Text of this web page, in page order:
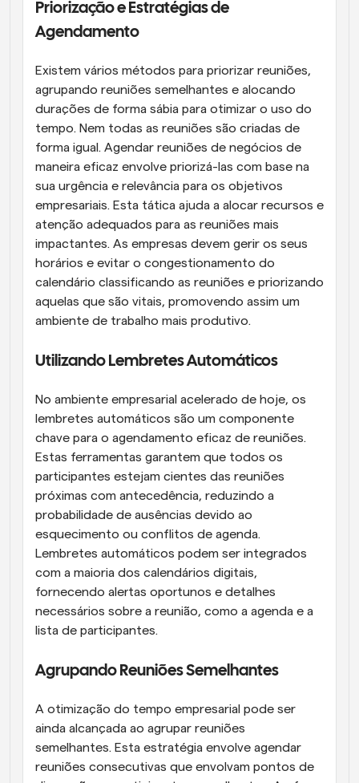
Priorização e Estratégias de
Agendamento
Existem vários métodos para priorizar reuniões,
agrupando reuniões semelhantes e alocando
durações de forma sábia para otimizar o uso do
tempo. Nem todas as reuniões são criadas de
forma igual. Agendar reuniões de negócios de
maneira eficaz envolve priorizá-las com base na
sua urgência e relevância para os objetivos
empresariais. Esta tática ajuda a alocar recursos e
atenção adequados para as reuniões mais
impactantes. As empresas devem gerir os seus
horários e evitar o congestionamento do
calendário classificando as reuniões e priorizando
aquelas que são vitais, promovendo assim um
ambiente de trabalho mais produtivo.
Utilizando Lembretes Automáticos
No ambiente empresarial acelerado de hoje, os
lembretes automáticos são um componente
chave para o agendamento eficaz de reuniões.
Estas ferramentas garantem que todos os
participantes estejam cientes das reuniões
próximas com antecedência, reduzindo a
probabilidade de ausências devido ao
esquecimento ou conflitos de agenda.
Lembretes automáticos podem ser integrados
com a maioria dos calendários digitais,
fornecendo alertas oportunos e detalhes
necessários sobre a reunião, como a agenda e a
lista de participantes.
Agrupando Reuniões Semelhantes
A otimização do tempo empresarial pode ser
ainda alcançada ao agrupar reuniões
semelhantes. Esta estratégia envolve agendar
reuniões consecutivas que envolvam pontos de